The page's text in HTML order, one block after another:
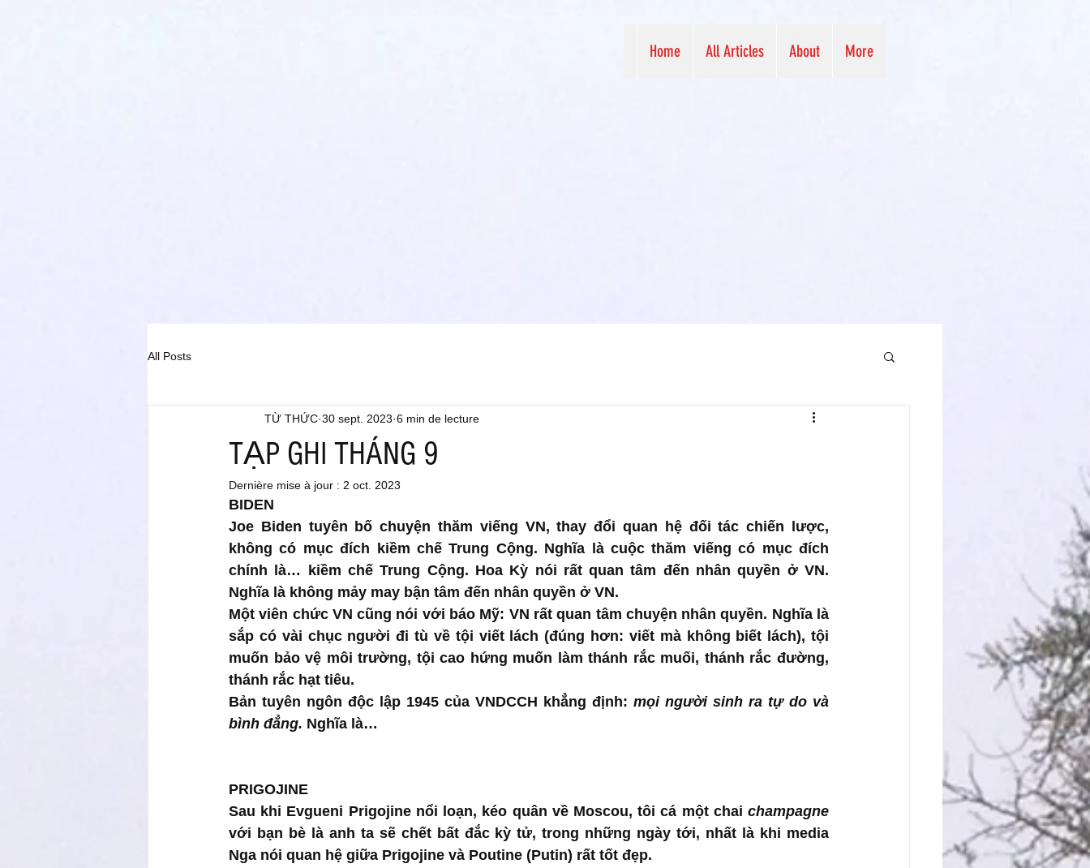
Home All Articles About More
All Posts
TẠP GHI THÁNG 9
TỪ THỨC 30 sept. 2023 6 min de lecture
Dernière mise à jour : 2 oct. 2023
BIDEN
Joe Biden tuyên bố chuyện thăm viếng VN, thay đổi quan hệ đối tác chiến lược,
không có mục đích kiềm chế Trung Cộng. Nghĩa là cuộc thăm viếng có mục đích
chính là… kiềm chế Trung Cộng. Hoa Kỳ nói rất quan tâm đến nhân quyền ở VN.
Nghĩa là không mảy may bận tâm đến nhân quyền ở VN.
Một viên chức VN cũng nói với báo Mỹ: VN rất quan tâm chuyện nhân quyền. Nghĩa là
sắp có vài chục người đi tù về tội viết lách (đúng hơn: viết mà không biết lách), tội
muốn bảo vệ môi trường, tội cao hứng muốn làm thánh rắc muối, thánh rắc đường,
thánh rắc hạt tiêu.
Bản tuyên ngôn độc lập 1945 của VNDCCH khẳng định: mọi người sinh ra tự do và
bình đẳng. Nghĩa là…
PRIGOJINE
Sau khi Evgueni Prigojine nổi loạn, kéo quân về Moscou, tôi cá một chai
với bạn bè là anh ta sẽ chết bất đắc kỳ tử, trong những ngày tới, nhất là khi media
Nga nói quan hệ giữa Prigojine và Poutine (Putin) rất tốt đẹp.